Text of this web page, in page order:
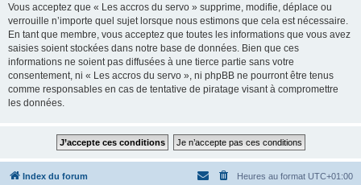
Vous acceptez que « Les accros du servo » supprime, modifie, déplace ou
verrouille n’importe quel sujet lorsque nous estimons que cela est nécessaire.
En tant que membre, vous acceptez que toutes les informations que vous avez
saisies soient stockées dans notre base de données. Bien que ces
informations ne soient pas diffusées à une tierce partie sans votre
consentement, ni « Les accros du servo », ni phpBB ne pourront être tenus
comme responsables en cas de tentative de piratage visant à compromettre
les données.
Index du forum Heures au format UTC+01:00